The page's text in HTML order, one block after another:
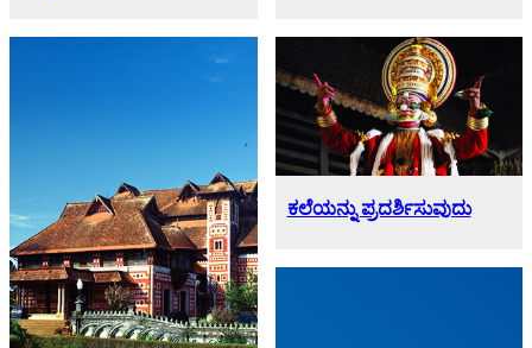
ಕಲೆಯನ್ನು ಪ್ರದರ್ಶಿಸುವುದು